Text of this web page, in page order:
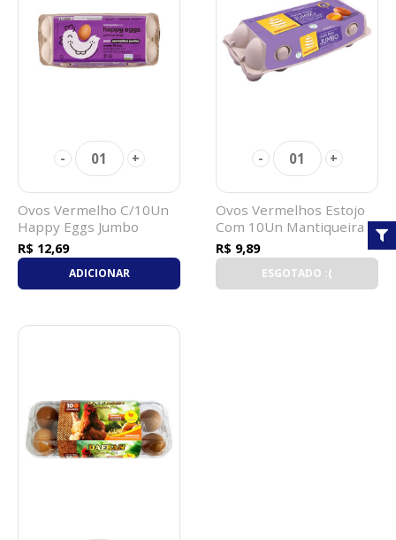
- 01 +
Ovos Vermelho C/10Un
Happy Eggs Jumbo
R$ 12,69
ADICIONAR
- 01 +
Ovos Vermelhos Estojo
Com 10Un Mantiqueira
Jumbo
R$ 9,89
ESGOTADO :(